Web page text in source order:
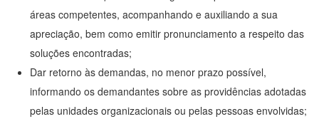
áreas competentes, acompanhando e auxiliando a sua
apreciação, bem como emitir pronunciamento a respeito das
soluções encontradas;
Dar retorno às demandas, no menor prazo possível,
informando os demandantes sobre as providências adotadas
pelas unidades organizacionais ou pelas pessoas envolvidas;